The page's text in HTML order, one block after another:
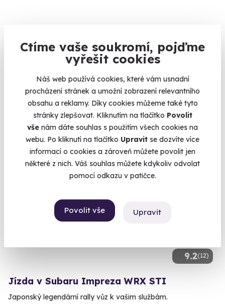
Ctíme vaše soukromí, pojďme
vyřešit cookies
Náš web používá cookies, které vám usnadní
procházení stránek a umožní zobrazení relevantního
obsahu a reklamy. Díky cookies můžeme také tyto
stránky zlepšovat. Kliknutím na tlačítko Povolit
vše nám dáte souhlas s použitím všech cookies na
webu. Po kliknutí na tlačítko Upravit se dozvíte více
informací o cookies a zároveň můžete povolit jen
některé z nich. Váš souhlas můžete kdykoliv odvolat
pomocí odkazu v patičce.
Povolit vše Upravit
Řízení supersportu
Posaďte se za volant těch nejlepších supersportů.
Most (+ 2 další lokality)
1 990 Kč
1 790 Kč
9.2(12)
Volný termín už 08. 08. 2026
Jízda v Subaru Impreza WRX STI
Japonský legendární rally vůz k vašim službám.